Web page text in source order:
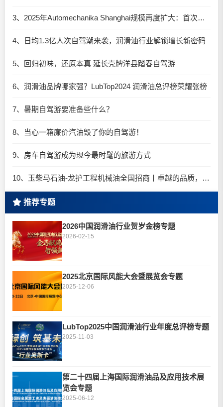
3、2025年Automechanika Shanghai规模再度扩大：首次启用国家会展中心（上海）全部15个展馆
4、日均1.3亿人次自驾潮来袭，润滑油行业解锁增长新密码​
5、回归初味，还原本真 延长壳牌洋县踏春自驾游
6、润滑油品牌哪家强？LubTop2024 润滑油总评榜荣耀张榜
7、暑期自驾游要准备些什么？
8、当心一箱廉价汽油毁了你的自驾游！
9、房车自驾游成为现今最时髦的旅游方式
10、玉柴马石油-龙护工程机械油全国招商丨卓越的品质，专业的品牌！
推荐专题
2026中国润滑油行业贺岁金榜专题
2026-02-15
2025北京国际风能大会暨展览会专题
2025-12-06
LubTop2025中国润滑油行业年度总评榜专题
2025-11-03
第二十四届上海国际润滑油品及应用技术展
览会专题
2025-06-12